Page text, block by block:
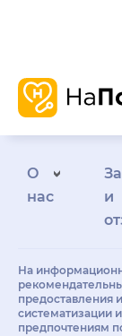
О
нас
и
На
предоставления
систематизации
предпочтениям